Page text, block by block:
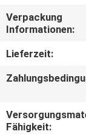
KONTAKT
MIT
Verpackung
Informationen:
Lieferzeit:
Fähigkeit: